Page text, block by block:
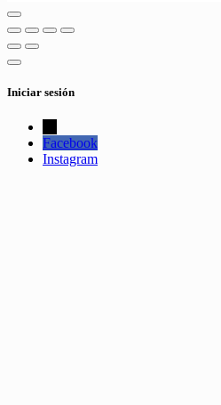
Iniciar sesión
Facebook
Instagram